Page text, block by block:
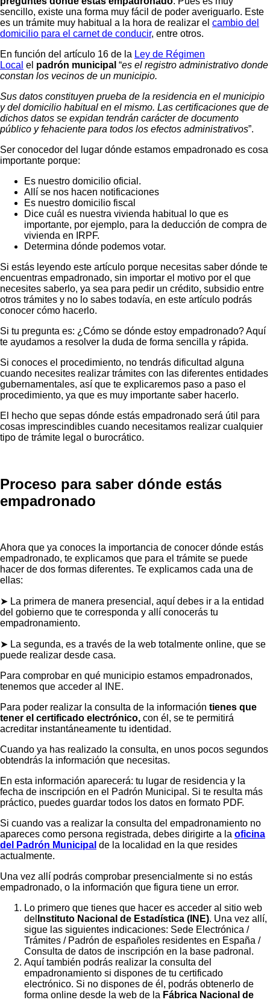
sencillo, existe una forma muy fácil de poder averiguarlo. Este
es un trámite muy habitual a la hora de realizar el cambio del
domicilio para el carnet de conducir, entre otros.
En función del artículo 16 de la Ley de Régimen
Local el padrón municipal “es el registro administrativo donde
constan los vecinos de un municipio.
Sus datos constituyen prueba de la residencia en el municipio
y del domicilio habitual en el mismo. Las certificaciones que de
dichos datos se expidan tendrán carácter de documento
público y fehaciente para todos los efectos administrativos”.
Ser conocedor del lugar dónde estamos empadronado es cosa
importante porque:
Es nuestro domicilio oficial.
Allí se nos hacen notificaciones
Es nuestro domicilio fiscal
Dice cuál es nuestra vivienda habitual lo que es
importante, por ejemplo, para la deducción de compra de
vivienda en IRPF.
Determina dónde podemos votar.
Si estás leyendo este artículo porque necesitas saber dónde te
encuentras empadronado, sin importar el motivo por el que
necesites saberlo, ya sea para pedir un crédito, subsidio entre
otros trámites y no lo sabes todavía, en este artículo podrás
conocer cómo hacerlo.
Si tu pregunta es: ¿Cómo se dónde estoy empadronado? Aquí
te ayudamos a resolver la duda de forma sencilla y rápida.
Si conoces el procedimiento, no tendrás dificultad alguna
cuando necesites realizar trámites con las diferentes entidades
gubernamentales, así que te explicaremos paso a paso el
procedimiento, ya que es muy importante saber hacerlo.
El hecho que sepas dónde estás empadronado será útil para
cosas imprescindibles cuando necesitamos realizar cualquier
tipo de trámite legal o burocrático.
Proceso para saber dónde estás
empadronado
Ahora que ya conoces la importancia de conocer dónde estás
empadronado, te explicamos que para el trámite se puede
hacer de dos formas diferentes. Te explicamos cada una de
ellas:
➤ La primera de manera presencial, aquí debes ir a la entidad
del gobierno que te corresponda y allí conocerás tu
empadronamiento.
➤ La segunda, es a través de la web totalmente online, que se
puede realizar desde casa.
Para comprobar en qué municipio estamos empadronados,
tenemos que acceder al INE.
Para poder realizar la consulta de la información tienes que
tener el certificado electrónico, con él, se te permitirá
acreditar instantáneamente tu identidad.
Cuando ya has realizado la consulta, en unos pocos segundos
obtendrás la información que necesitas.
En esta información aparecerá: tu lugar de residencia y la
fecha de inscripción en el Padrón Municipal. Si te resulta más
práctico, puedes guardar todos los datos en formato PDF.
Si cuando vas a realizar la consulta del empadronamiento no
apareces como persona registrada, debes dirigirte a la oficina
del Padrón Municipal de la localidad en la que resides
actualmente.
Una vez allí podrás comprobar presencialmente si no estás
empadronado, o la información que figura tiene un error.
Lo primero que tienes que hacer es acceder al sitio web
del Instituto Nacional de Estadística (INE). Una vez allí,
sigue las siguientes indicaciones: Sede Electrónica /
Trámites / Padrón de españoles residentes en España /
Consulta de datos de inscripción en la base padronal.
Aquí también podrás realizar la consulta del
empadronamiento si dispones de tu certificado
electrónico. Si no dispones de él, podrás obtenerlo de
forma online desde la web de la Fábrica Nacional de